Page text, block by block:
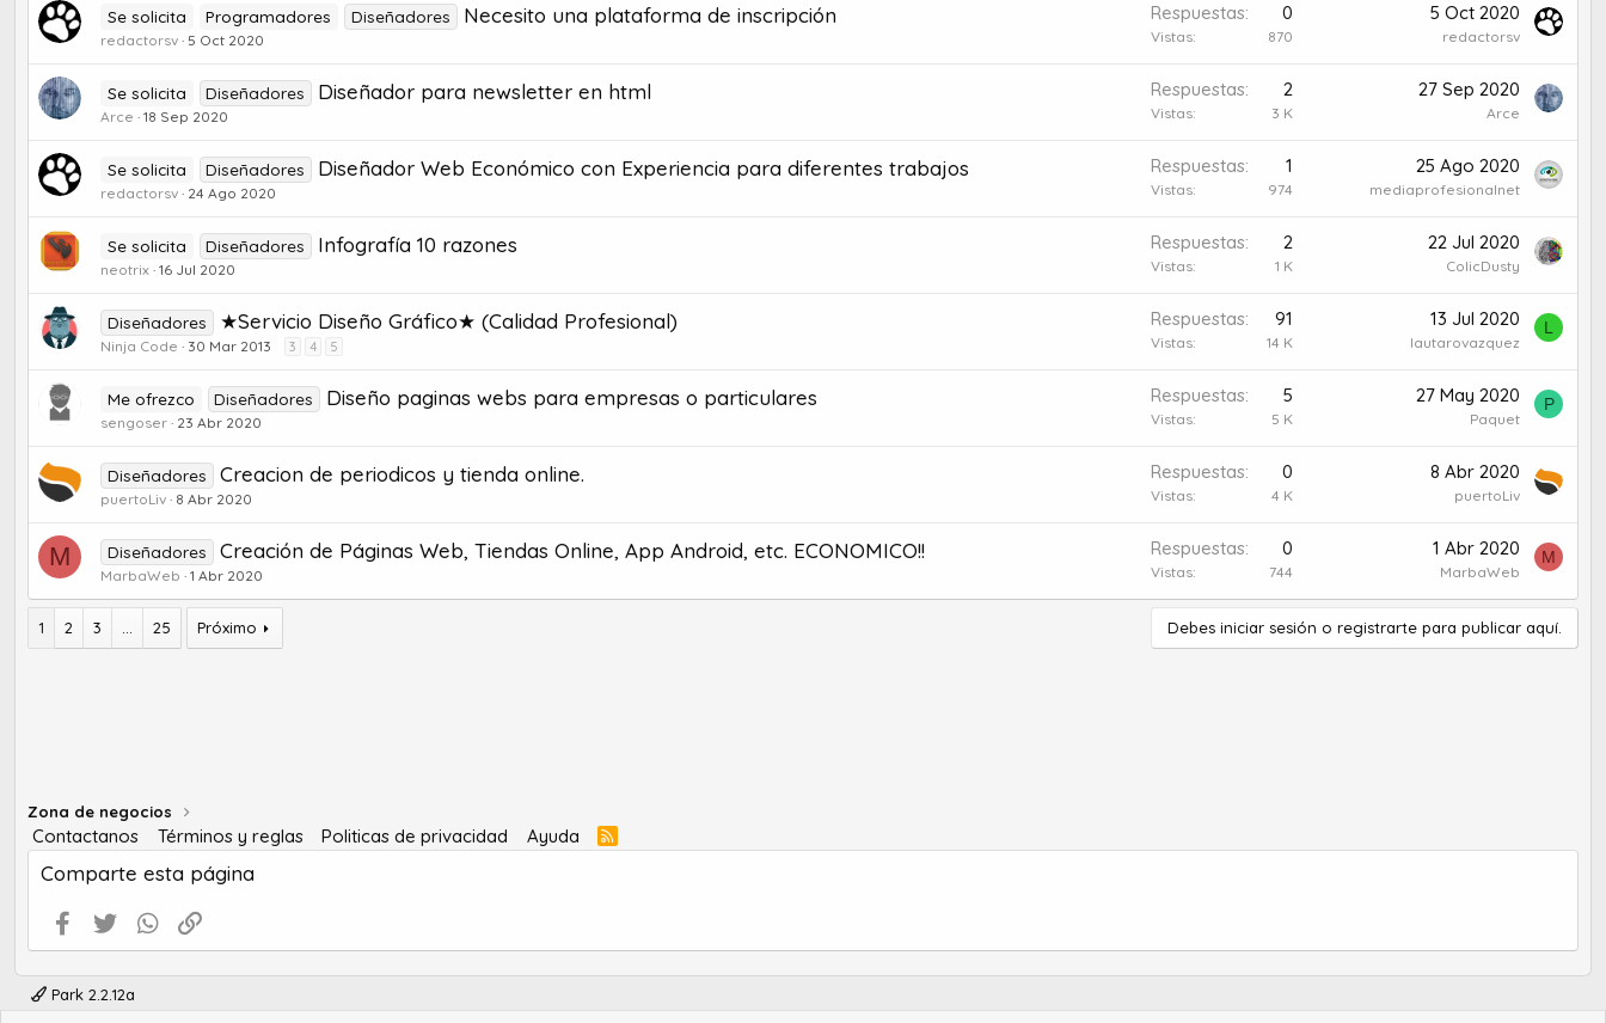
Se solicita Programadores Diseñadores Necesito una plataforma de inscripción
redactorsv 5 Oct 2020
Respuestas 0
Vistas 870
5 Oct 2020
redactorsv
Se solicita Diseñadores Diseñador para newsletter en html
Arce 18 Sep 2020
Respuestas 2
Vistas 3 K
27 Sep 2020
Arce
Se solicita Diseñadores Diseñador Web Económico con Experiencia para diferentes trabajos
redactorsv 24 Ago 2020
Respuestas 1
Vistas 974
25 Ago 2020
mediaprofesionalnet
Se solicita Diseñadores Infografía 10 razones
neotrix 16 Jul 2020
Respuestas 2
Vistas 1 K
22 Jul 2020
ColicDusty
Diseñadores ★Servicio Diseño Gráfico★ (Calidad Profesional)
Ninja Code 30 Mar 2013 3 4 5
Respuestas 91
Vistas 14 K
13 Jul 2020
lautarovazquez
L
Me ofrezco Diseñadores Diseño paginas webs para empresas o particulares
sengoser 23 Abr 2020
Respuestas 5
Vistas 5 K
27 May 2020
Paquet
P
Diseñadores Creacion de periodicos y tienda online.
puertoLiv 8 Abr 2020
Respuestas 0
Vistas 4 K
8 Abr 2020
puertoLiv
M Diseñadores Creación de Páginas Web, Tiendas Online, App Android, etc. ECONOMICO!!
MarbaWeb 1 Abr 2020
Respuestas 0
Vistas 744
1 Abr 2020
MarbaWeb
M
1 2 3 25 Próximo Debes iniciar sesión o registrarte para publicar aquí.
Zona de negocios
Contactanos Términos y reglas Politicas de privacidad Ayuda
S
Comparte esta página
Facebook
Twitter WhatsApp
Park 2.2.12a